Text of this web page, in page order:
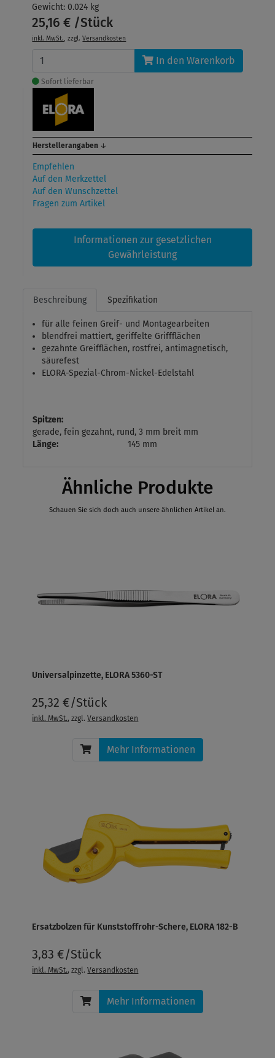
Gewicht: 0.024 kg
25,16 € /Stück
inkl. MwSt., zzgl.Versandkosten
In den Warenkorb
Sofort lieferbar
Herstellerangaben ↓
Empfehlen
Auf den Merkzettel
Auf den Wunschzettel
Fragen zum Artikel
Informationen zur gesetzlichen
Gewährleistung
Beschreibung Spezifikation
für alle feinen Greif- und Montagearbeiten
blendfrei mattiert, geriffelte Griffflächen
gezahnte Greifflächen, rostfrei, antimagnetisch,
säurefest
ELORA-Spezial-Chrom-Nickel-Edelstahl
Spitzen:
gerade, fein gezahnt, rund, 3 mm breit mm
Länge:
145 mm
Ähnliche Produkte
Schauen Sie sich doch auch unsere ähnlichen Artikel an.
Universalpinzette, ELORA 5360-ST
25,32 €/Stück
inkl. MwSt., zzgl.Versandkosten
Mehr Informationen
Ersatzbolzen für Kunststoffrohr-Schere, ELORA 182-B
3,83 €/Stück
inkl. MwSt., zzgl.Versandkosten
Mehr Informationen